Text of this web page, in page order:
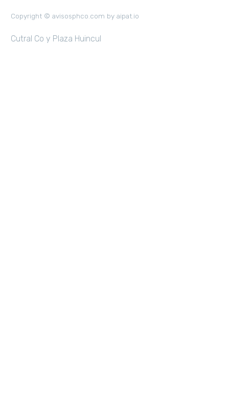
Copyright © avisosphco.com by aipat.io
Cutral Co y Plaza Huincul